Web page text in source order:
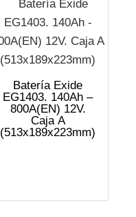
Batería Exide
EG1403. 140Ah –
800A(EN) 12V.
Caja A
(513x189x223mm)